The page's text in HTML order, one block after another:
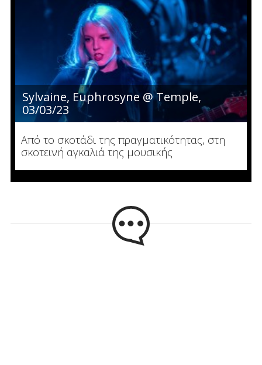
Sylvaine, Euphrosyne @ Temple,
03/03/23
Από το σκοτάδι της πραγματικότητας, στη
σκοτεινή αγκαλιά της μουσικής